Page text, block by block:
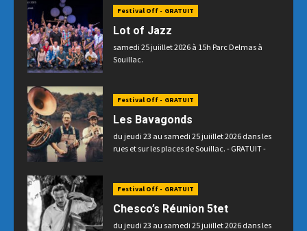
Festival Off - GRATUIT
Lot of Jazz
samedi 25 juiillet 2026 à 15h Parc Delmas à
Souillac.
Festival Off - GRATUIT
Les Bavagonds
du jeudi 23 au samedi 25 juiillet 2026 dans les
rues et sur les places de Souillac. - GRATUIT -
Festival Off - GRATUIT
Chesco’s Réunion 5tet
du jeudi 23 au samedi 25 juiillet 2026 dans les